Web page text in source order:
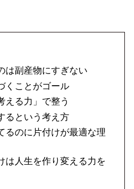
は副産物にすぎない
くことがゴール
える力」で整う
るという考え方
るのに片付けが最適な理
は人生を作り変える力を